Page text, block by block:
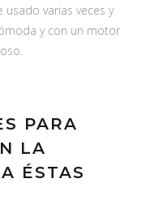
usado varias veces y
y con un motor
PARA
LA
ÉSTAS